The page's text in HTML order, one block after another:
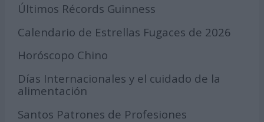
Últimos Récords Guinness
Calendario de Estrellas Fugaces de 2026
Horóscopo Chino
Días Internacionales y el cuidado de la
alimentación
Santos Patrones de Profesiones